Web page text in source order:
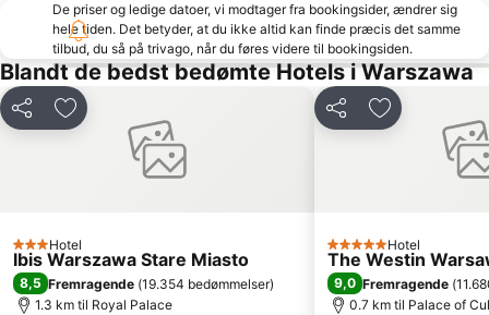
Łazienki Królewskie
Żoliborz
Niwa
De priser og ledige datoer, vi modtager fra bookingsider, ændrer sig
hele tiden. Det betyder, at du ikke altid kan finde præcis det samme
tilbud, du så på trivago, når du føres videre til bookingsiden.
Blandt de bedst bedømte Hotels i Warszawa
Del Føj til favoritter
3 Stjerner
Hotel
Ibis Warszawa Stare Miasto
8,5 Fremragende (19.354 bedømmelser)
1.3 km til Royal Palace
Del Føj til
5 StjernerHotel
The Westin
9,0 Fremragende (
0.7 km til Palace of